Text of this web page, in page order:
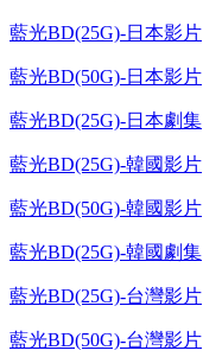
藍光BD(25G)-日本影片
藍光BD(50G)-日本影片
藍光BD(25G)-日本劇集
藍光BD(25G)-韓國影片
藍光BD(50G)-韓國影片
藍光BD(25G)-韓國劇集
藍光BD(25G)-台灣影片
藍光BD(50G)-台灣影片